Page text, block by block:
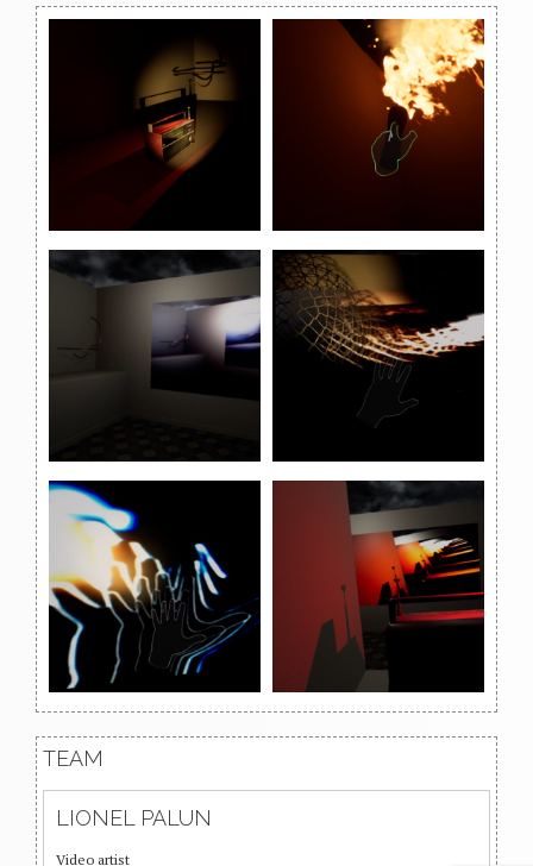
TEAM
LIONEL PALUN
Video artist